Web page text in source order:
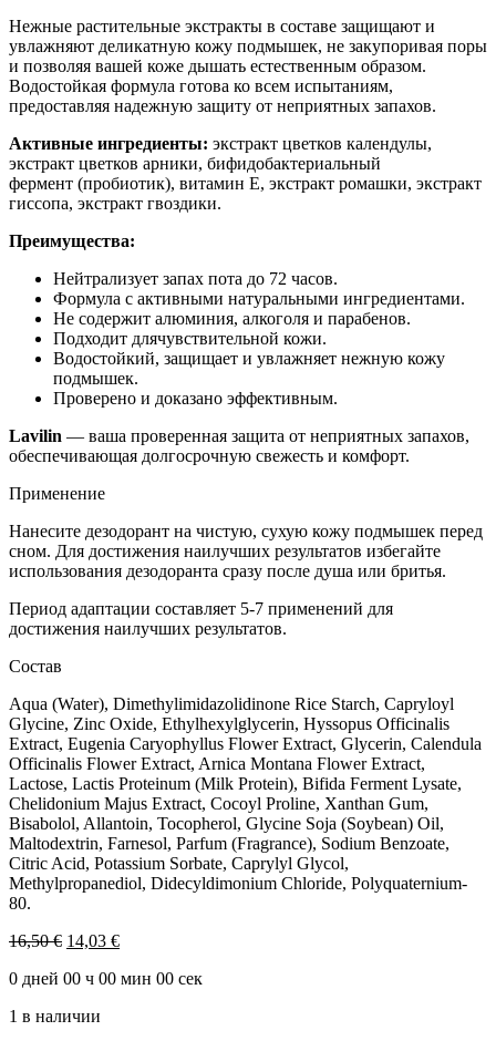
Нежные растительные экстракты в составе защищают и
увлажняют деликатную кожу подмышек, не закупоривая поры
и позволяя вашей коже дышать естественным образом.
Водостойкая формула готова ко всем испытаниям,
предоставляя надежную защиту от неприятных запахов.
Активные ингредиенты: экстракт цветков календулы,
экстракт цветков арники, бифидобактериальный
фермент (пробиотик), витамин Е, экстракт ромашки, экстракт
гиссопа, экстракт гвоздики.
Преимущества:
Нейтрализует запах пота до 72 часов.
Формула с активными натуральными ингредиентами.
Не содержит алюминия, алкоголя и парабенов.
Подходит длячувствительной кожи.
Водостойкий, защищает и увлажняет нежную кожу
подмышек.
Проверено и доказано эффективным.
Lavilin — ваша проверенная защита от неприятных запахов,
обеспечивающая долгосрочную свежесть и комфорт.
Применение
Нанесите дезодорант на чистую, сухую кожу подмышек перед
сном. Для достижения наилучших результатов избегайте
использования дезодоранта сразу после душа или бритья.
Период адаптации составляет 5-7 применений для
достижения наилучших результатов.
Состав
Aqua (Water), Dimethylimidazolidinone Rice Starch, Capryloyl
Glycine, Zinc Oxide, Ethylhexylglycerin, Hyssopus Officinalis
Extract, Eugenia Caryophyllus Flower Extract, Glycerin, Calendula
Officinalis Flower Extract, Arnica Montana Flower Extract,
Lactose, Lactis Proteinum (Milk Protein), Bifida Ferment Lysate,
Chelidonium Majus Extract, Cocoyl Proline, Xanthan Gum,
Bisabolol, Allantoin, Tocopherol, Glycine Soja (Soybean) Oil,
Maltodextrin, Farnesol, Parfum (Fragrance), Sodium Benzoate,
Citric Acid, Potassium Sorbate, Caprylyl Glycol,
Methylpropanediol, Didecyldimonium Chloride, Polyquaternium-
80.
16,50€ Первоначальная
составляла
14,03 €Текущая
14,03 €.
0 дней 00 ч 00 мин 00 сек
1 в наличии